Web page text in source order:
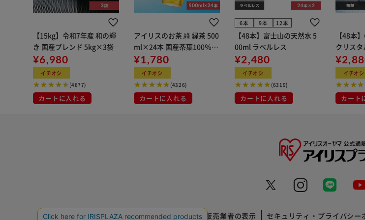
【15kg】令和7年産 和の輝
き 国産ブレンド 5kg×3袋
¥6,980
イチオシ
(4677)
カートに入れる
アイリスのお茶 綠 緑茶 500
ml×24本 国産茶葉100％使
用
¥1,780
イチオシ
(4326)
カートに入れる
6本 9本 12本
【48本】富士山の天然水 5
00ml ラベルレス
¥2,480
イチオシ
(6319)
カートに入れる
【48本
クリス
ン 500ml
イチオシ
カート
特定商取引法に基づく通信販売業者の表示 セキュリティ・プライバシー